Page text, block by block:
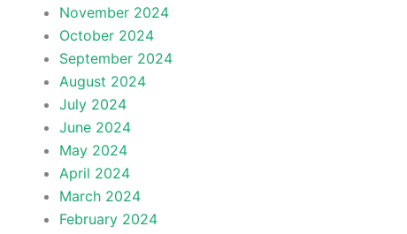
November 2024
October 2024
September 2024
August 2024
July 2024
June 2024
May 2024
April 2024
March 2024
February 2024